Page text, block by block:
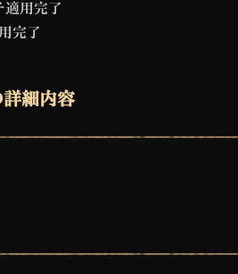
用完了
完了
細内容